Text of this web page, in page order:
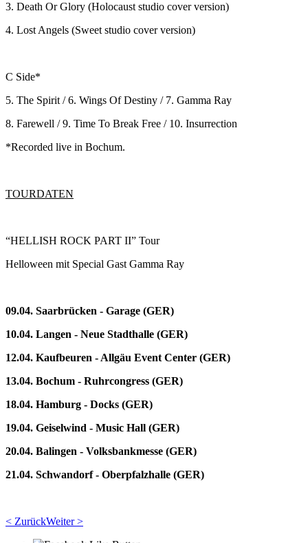
3. Death Or Glory (Holocaust studio cover version)
4. Lost Angels (Sweet studio cover version)
C Side*
5. The Spirit / 6. Wings Of Destiny / 7. Gamma Ray
8. Farewell / 9. Time To Break Free / 10. Insurrection
*Recorded live in Bochum.
TOURDATEN
“HELLISH ROCK PART II” Tour
Helloween mit Special Gast Gamma Ray
09.04. Saarbrücken - Garage (GER)
10.04. Langen - Neue Stadthalle (GER)
12.04. Kaufbeuren - Allgäu Event Center (GER)
13.04. Bochum - Ruhrcongress (GER)
18.04. Hamburg - Docks (GER)
19.04. Geiselwind - Music Hall (GER)
20.04. Balingen - Volksbankmesse (GER)
21.04. Schwandorf - Oberpfalzhalle (GER)
< ZurückWeiter >